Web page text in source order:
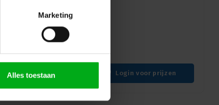
Marketing
Alles toestaan
DMX-controller die
apparaten te
omvormers en
via de DMX-lijn.
Login voor prijzen